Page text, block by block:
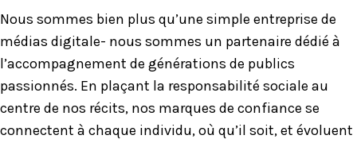
Nous sommes bien plus qu’une simple entreprise de
médias digitale- nous sommes un partenaire dédié à
l’accompagnement de générations de publics
passionnés. En plaçant la responsabilité sociale au
centre de nos récits, nos marques de confiance se
connectent à chaque individu, où qu’il soit, et évoluent